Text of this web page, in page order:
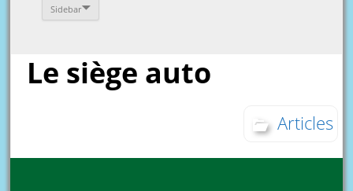
Sidebar
Le siège auto
Articles